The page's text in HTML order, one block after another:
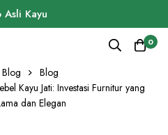
Kayu
0
Blog
Blog
Kayu Jati: Investasi Furnitur yang
dan Elegan